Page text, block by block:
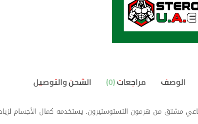
الوصف مراجعات (0) الشحن والتوصيل